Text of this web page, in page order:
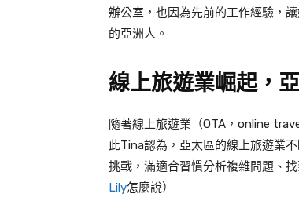
辦公室，也因為先前的工作經驗，
的亞洲人。
線上旅遊業崛起，
隨著線上旅遊業（OTA ， online
此Tina認為，亞太區的線上旅遊業
挑戰，滿適合習慣分析複雜問題、
Lily怎麼說）